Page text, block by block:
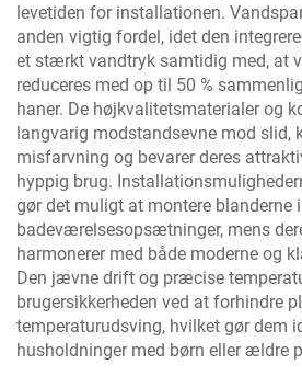
levetiden for installationen.
anden vigtig fordel, idet den
et stærkt vandtryk samtidig med, at
reduceres med op til 50 %
haner. De højkvalitetsmaterialer og
langvarig modstandsevne mod slid,
misfarvning og bevarer deres
hyppig brug.
gør det muligt at montere blanderne
badeværelsesopsætninger, mens
harmonerer med både moderne og
Den jævne drift og præcise
brugersikkerheden ved at forhindre
temperaturudsving, hvilket gør dem
husholdninger med børn eller ældre